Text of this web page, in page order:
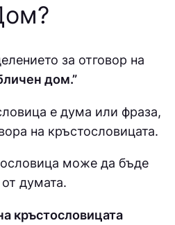
?
за отговор на
дом.”
е дума или фраза,
на кръстословицата.
може да бъде
думата.
кръстословицата